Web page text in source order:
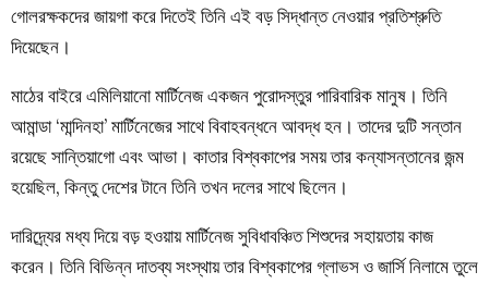
গোলরক্ষকদের জায়গা করে দিতেই তিনি এই বড় সিদ্ধান্ত নেওয়ার প্রতিশ্রুতি
দিয়েছেন।
মাঠের বাইরে এমিলিয়ানো মার্টিনেজ একজন পুরোদস্তুর পারিবারিক মানুষ। তিনি
আমান্ডা ‘মান্দিনহা’ মার্টিনেজের সাথে বিবাহবন্ধনে আবদ্ধ হন। তাদের দুটি সন্তান
রয়েছে সান্তিয়াগো এবং আভা। কাতার বিশ্বকাপের সময় তার কন্যাসন্তানের জন্ম
হয়েছিল, কিন্তু দেশের টানে তিনি তখন দলের সাথে ছিলেন।
দারিদ্র্যের মধ্য দিয়ে বড় হওয়ায় মার্টিনেজ সুবিধাবঞ্চিত শিশুদের সহায়তায় কাজ
করেন। তিনি বিভিন্ন দাতব্য সংস্থায় তার বিশ্বকাপের গ্লাভস ও জার্সি নিলামে তুলে